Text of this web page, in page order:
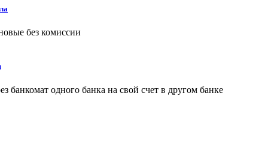
без комиссии
банкомат одного банка на свой счет в другом банке